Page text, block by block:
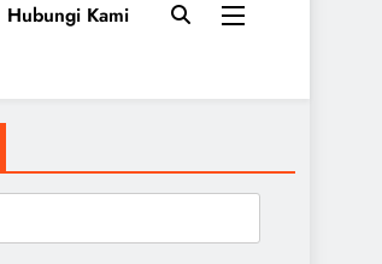
Hubungi Kami